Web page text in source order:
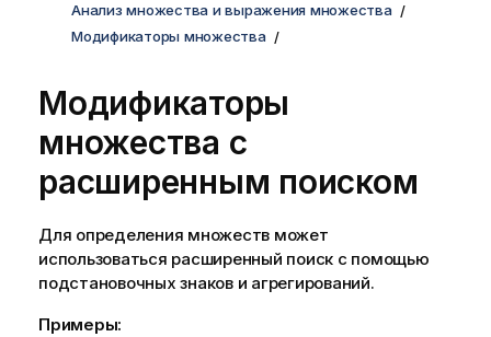
Анализ множества и выражения множества
Модификаторы множества
Модификаторы
множества с
расширенным поиском
Для определения множеств может
использоваться расширенный поиск с помощью
подстановочных знаков и агрегирований.
Примеры: